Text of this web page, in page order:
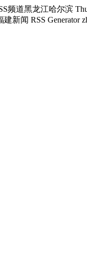
频道黑龙江哈尔滨
建新闻 RSS Generator